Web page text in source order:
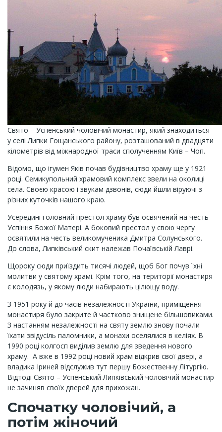
Свято – Успенський чоловічий монастир, який знаходиться
у селі Липки Гощанського району, розташований в двадцяти
кілометрів від міжнародної траси сполученням Київ – Чоп.
Відомо, що ігумен Яків почав будівництво храму ще у 1921
році. Семикупольний храмовий комплекс звели на околиці
села. Своєю красою і звукам дзвонів, сюди йшли віруючі з
різних куточків нашого краю.
Усередині головний престол храму був освячений на честь
Успіння Божої Матері. А боковий престол у свою чергу
освятили на честь великомученика Дмитра Солунського.
До слова, Липківський скит належав Почаївській Лаврі.
Щороку сюди приїздить тисячі людей, щоб Бог почув їхні
молитви у святому храмі. Крім того, на території монастиря
є колодязь, у якому люди набирають цілющу воду.
З 1951 року й до часів незалежності України, приміщення
монастиря було закрите й частково знищене більшовиками.
З настанням незалежності на святу землю знову почали
їхати звідусіль паломники, а монахи оселялися в келіях. В
1990 році колгосп виділив землю для зведення нового
храму. А вже в 1992 році новий храм відкрив свої двері, а
владика Іриней відслужив тут першу Божественну Літургію.
Відтоді Свято – Успенський Липківський чоловічий монастир
не зачиняв своїх дверей для прихожан.
Спочатку чоловічий, а
потім жіночий